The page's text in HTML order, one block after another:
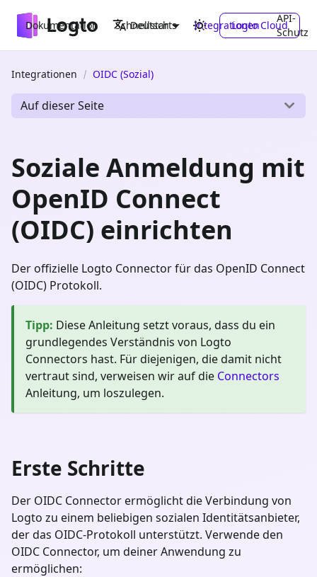
Dokumentation Schnellstarts Integrationen
API-
Schutz
Deutsch Logto Cloud
Integrationen OIDC (Sozial)
Auf dieser Seite
Soziale Anmeldung mit
OpenID Connect
(OIDC) einrichten
Der offizielle Logto Connector für das OpenID Connect
(OIDC) Protokoll.
Tipp: Diese Anleitung setzt voraus, dass du ein
grundlegendes Verständnis von Logto
Connectors hast. Für diejenigen, die damit nicht
vertraut sind, verweisen wir auf die Connectors
Anleitung, um loszulegen.
Erste Schritte
Der OIDC Connector ermöglicht die Verbindung von
Logto zu einem beliebigen sozialen Identitätsanbieter,
der das OIDC-Protokoll unterstützt. Verwende den
OIDC Connector, um deiner Anwendung zu
ermöglichen: